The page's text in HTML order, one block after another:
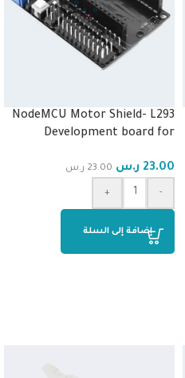
NodeMCU Motor Shield- L293
Development board for
23.00 ر.س 23.00 ر.س
-
+
إضافة إلى السلة